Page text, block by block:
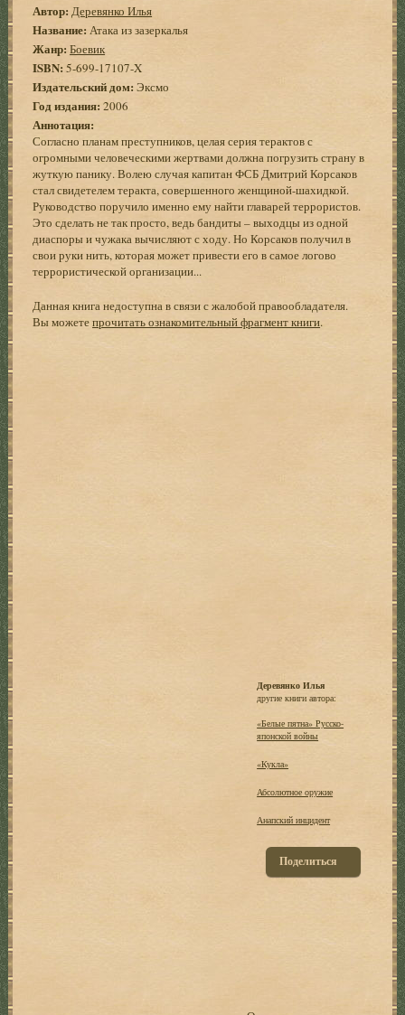
Автор: Деревянко Илья
Название: Атака из зазеркалья
Жанр: Боевик
ISBN: 5-699-17107-X
Издательский дом: Эксмо
Год издания: 2006
Аннотация:
Согласно планам преступников, целая серия терактов с
огромными человеческими жертвами должна погрузить страну в
жуткую панику. Волею случая капитан ФСБ Дмитрий Корсаков
стал свидетелем теракта, совершенного женщиной-шахидкой.
Руководство поручило именно ему найти главарей террористов.
Это сделать не так просто, ведь бандиты – выходцы из одной
диаспоры и чужака вычисляют с ходу. Но Корсаков получил в
свои руки нить, которая может привести его в самое логово
террористической организации...
Данная книга недоступна в связи с жалобой правообладателя.
Вы можетепрочитать ознакомительный фрагмент книги.
Деревянко Илья
другие книги автора:
«Белые пятна» Русско-
японской войны
«Кукла»
Абсолютное оружие
Анапский инцидент
Поделиться